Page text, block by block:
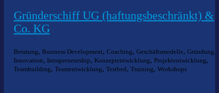
Gründerschiff UG (haftungsbeschränkt) &
Co. KG
Beratung, Business Development, Coaching, Geschäftsmodelle, Gründung,
Innovation, Intrapreneurship, Konzeptentwicklung, Projektentwicklung,
Teambuilding, Teamentwicklung, Testbed, Training, Workshops